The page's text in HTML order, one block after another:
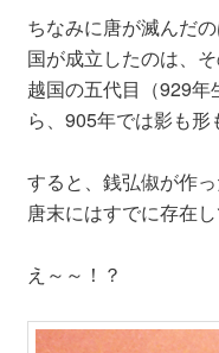
ちなみに唐が滅んだ
国が成立したのは、
越国の五代目（929
ら、905年では影も形
すると、銭弘俶が作
唐末にはすでに存在
え～～！？